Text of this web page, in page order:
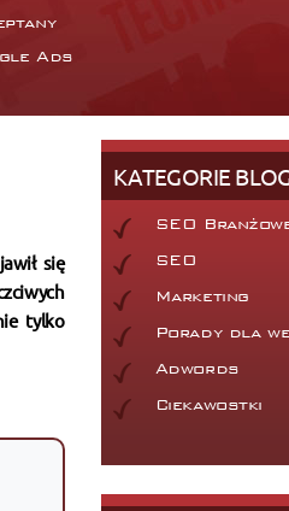
Ads
się
tylko
KATEGORIE
SEO
SEO
Marketing
Porady dla
Adwords
Ciekawostki